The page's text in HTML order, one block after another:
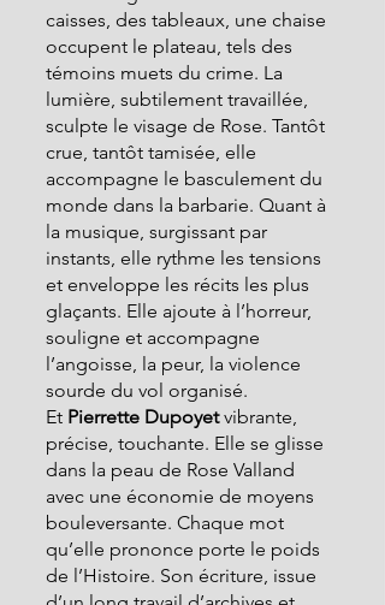
caisses, des tableaux, une chaise
occupent le plateau, tels des
témoins muets du crime. La
lumière, subtilement travaillée,
sculpte le visage de Rose. Tantôt
crue, tantôt tamisée, elle
accompagne le basculement du
monde dans la barbarie. Quant à
la musique, surgissant par
instants, elle rythme les tensions
et enveloppe les récits les plus
glaçants. Elle ajoute à l’horreur,
souligne et accompagne
l’angoisse, la peur, la violence
sourde du vol organisé.
Et Pierrette Dupoyet vibrante,
précise, touchante. Elle se glisse
dans la peau de Rose Valland
avec une économie de moyens
bouleversante. Chaque mot
qu’elle prononce porte le poids
de l’Histoire. Son écriture, issue